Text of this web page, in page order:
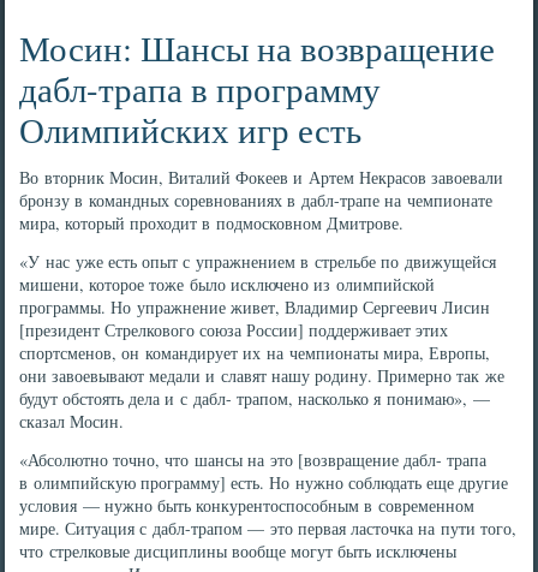
Мосин: Шансы на возвращение
дабл-трапа в программу
Олимпийских игр есть
Во вторник Мосин, Виталий Фокеев и Артем Некрасов завоевали
бронзу в командных соревнованиях в дабл-трапе на чемпионате
мира, который проходит в подмосковном Дмитрове.
«У нас уже есть опыт с упражнением в стрельбе по движущейся
мишени, которое тоже было исключено из олимпийской
программы. Но упражнение живет, Владимир Сергеевич Лисин
[президент Стрелкового союза России] поддерживает этих
спортсменов, он командирует их на чемпионаты мира, Европы,
они завоевывают медали и славят нашу родину. Примерно так же
будут обстоять дела и с дабл- трапом, насколько я понимаю», —
сказал Мосин.
«Абсолютно точно, что шансы на это [возвращение дабл- трапа
в олимпийскую программу] есть. Но нужно соблюдать еще другие
условия — нужно быть конкурентоспособным в современном
мире. Ситуация с дабл-трапом — это первая ласточка на пути того,
что стрелковые дисциплины вообще могут быть исключены